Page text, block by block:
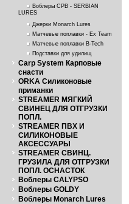
Воблеры СРВ - SERBIAN
LURES
Джерки Monarch Lures
Матчевые поплавки - Ex Team
Матчевые поплавки B-Tech
Подставки для удилищ
Carp System Карповые
снасти
ORKA Силиконовые
приманки
STREAMER МЯГКИЙ
СВИНЕЦ ДЛЯ ОТГРУЗКИ
ПОПЛ.
STREAMER ПВХ И
СИЛИКОНОВЫЕ
АКСЕССУАРЫ
STREAMER СВИНЦ.
ГРУЗИЛА ДЛЯ ОТГРУЗКИ
ПОПЛ. ОСНАСТОК
Воблеры CALYPSO
Воблеры GOLDY
Воблеры Monarch Lures